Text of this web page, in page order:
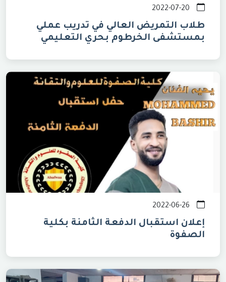
طلاب التمريض العالي في تدريب عملي
بمستشفى الخرطوم بحري التعليمي
إعلان استقبال الدفعة الثامنة بكلية
الصفوة